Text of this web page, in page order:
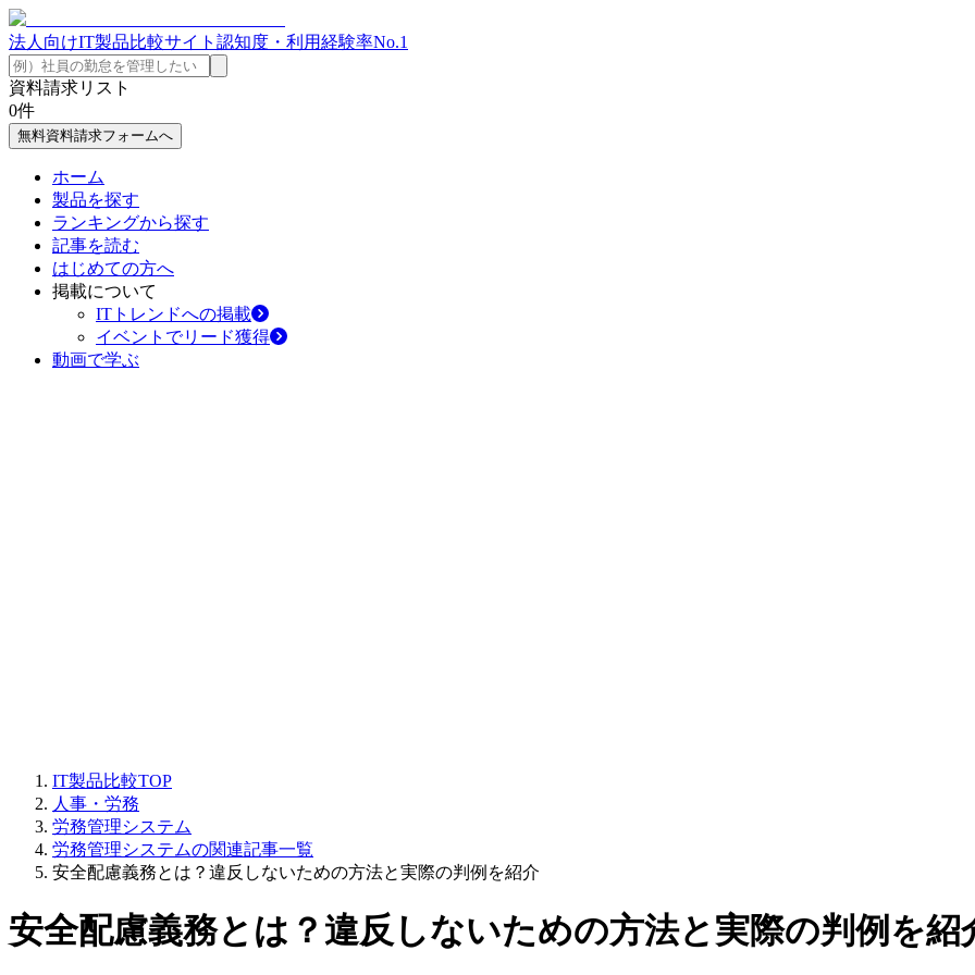
法人向けIT製品比較サイト 認知度・利用経験率No.1
資料請求リスト
0件
無料資料請求フォームへ
ホーム
製品を探す
ランキングから探す
記事を読む
はじめての方へ
掲載について
ITトレンドへの掲載
イベントでリード獲得
動画で学ぶ
IT製品比較TOP
人事・労務
労務管理システム
労務管理システムの関連記事一覧
安全配慮義務とは？違反しないための方法と実際の判例を紹介
安全配慮義務とは？違反しないための方法と実際の判例を紹